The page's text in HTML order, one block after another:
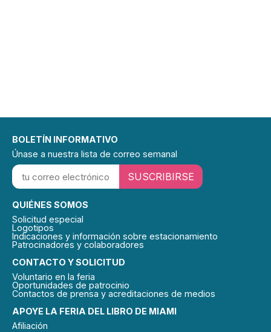
APOYE LA FERIA DEL LIBRO DE MIAMI
Afiliación
CONTACTO Y SOLICITUD
Voluntario en la feria
Oportunidades de patrocinio
Contactos de prensa y acreditaciones de medios
QUIÉNES SOMOS
Solicitud especial
Logotipos
Indicaciones y información sobre estacionamiento
Patrocinadores y colaboradores
BOLETÍN INFORMATIVO
Únase a nuestra lista de correo semanal
SUSCRIBIRSE